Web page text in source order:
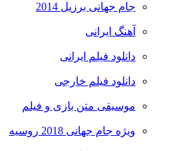
جام جهانی برزیل 2014
آهنگ ایرانی
دانلود فیلم ایرانی
دانلود فیلم خارجی
موسیقی متن بازی و فیلم
ویژه جام جهانی 2018 روسیه